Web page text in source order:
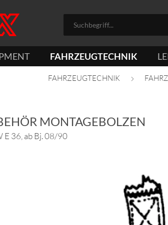
FAHRZEUGTECHNIK
FAHRZEUGTECHNIK
MONTAGEBOLZEN
E 36, ab Bj. 08/90